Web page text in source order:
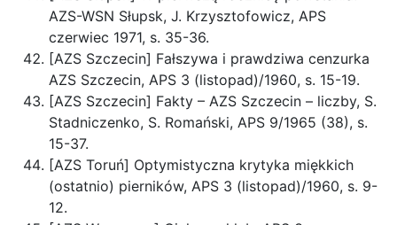
AZS-WSN Słupsk, J. Krzysztofowicz, APS
czerwiec 1971, s. 35-36.
[AZS Szczecin] Fałszywa i prawdziwa cenzurka
AZS Szczecin, APS 3 (listopad)/1960, s. 15-19.
[AZS Szczecin] Fakty – AZS Szczecin – liczby, S.
Stadniczenko, S. Romański, APS 9/1965 (38), s.
15-37.
[AZS Toruń] Optymistyczna krytyka miękkich
(ostatnio) pierników, APS 3 (listopad)/1960, s. 9-
12.